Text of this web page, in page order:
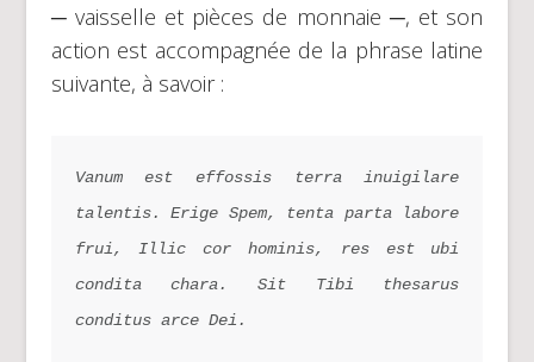
─ vaisselle et pièces de monnaie ─, et son
action est accompagnée de la phrase latine
suivante, à savoir :
Vanum est effossis terra inuigilare
talentis. Erige Spem, tenta parta labore
frui, Illic cor hominis, res est ubi
condita chara. Sit Tibi thesarus
conditus arce Dei.